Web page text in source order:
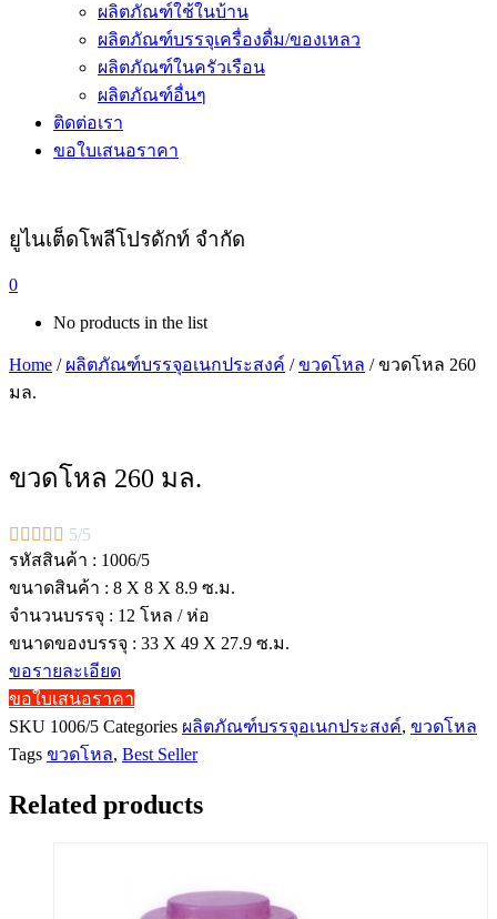
ผลิตภัณฑ์ใช้ในบ้าน
ผลิตภัณฑ์บรรจุเครื่องดื่ม/ของเหลว
ผลิตภัณฑ์ในครัวเรือน
ผลิตภัณฑ์อื่นๆ
ติดต่อเรา
ขอใบเสนอราคา
ยูไนเต็ดโพลีโปรดักท์ จำกัด
0
No products in the list
Home / ผลิตภัณฑ์บรรจุอเนกประสงค์ /ขวดโหล / ขวดโหล 260
มล.
ขวดโหล 260 มล.
     5/5
รหัสสินค้า : 1006/5
ขนาดสินค้า : 8 X 8 X 8.9 ซ.ม.
จำนวนบรรจุ : 12 โหล / ห่อ
ขนาดของบรรจุ : 33 X 49 X 27.9 ซ.ม.
ขอรายละเอียด
ขอใบเสนอราคา
SKU 1006/5 Categories ผลิตภัณฑ์บรรจุอเนกประสงค์, ขวดโหล
Tags ขวดโหล, Best Seller
Related products